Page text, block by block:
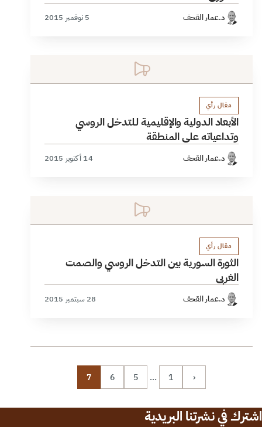
د.عمار القحف 5 نوفمبر 2015
مقال رأي
الأبعاد الدولية والإقليمية لـلتدخل الروسي
وتداعياته على المنطقة
د.عمار القحف 14 أكتوبر 2015
مقال رأي
الثورة السورية بين ‫‏التدخل الروسي‬ والصمت
الغربي
د.عمار القحف 28 سبتمبر 2015
‹
1
…
5
6
7
اشترك في نشرتنا البريدية